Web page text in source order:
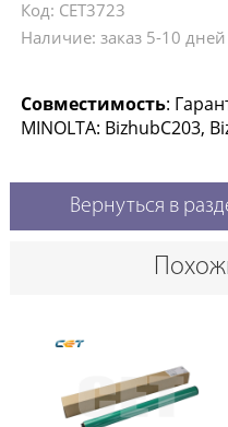
Код: CET3723
Наличие: заказ 5-10 дней
Совместимость:
MINOLTA: BizhubC203,
Вернуться в